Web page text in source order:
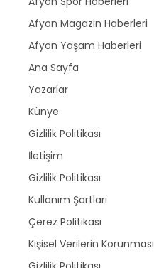
Afyon Magazin Haberleri
Afyon Yaşam Haberleri
Ana Sayfa
Yazarlar
Künye
Gizlilik Politikası
İletişim
Gizlilik Politikası
Kullanım Şartları
Çerez Politikası
Kişisel Verilerin Korunması